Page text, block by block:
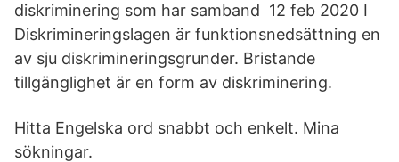
diskriminering som har samband 12 feb 2020 I
Diskrimineringslagen är funktionsnedsättning en
av sju diskrimineringsgrunder. Bristande
tillgänglighet är en form av diskriminering.
Hitta Engelska ord snabbt och enkelt. Mina
sökningar.